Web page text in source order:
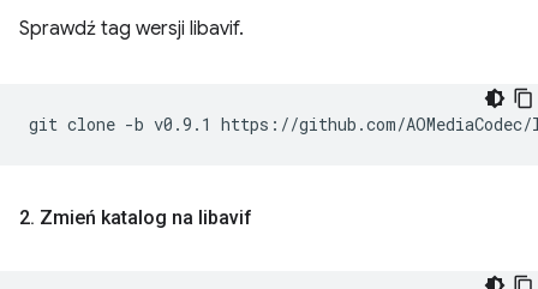
Sprawdź tag wersji libavif.
git clone -b v0.9.1
2. Zmień katalog na libavif